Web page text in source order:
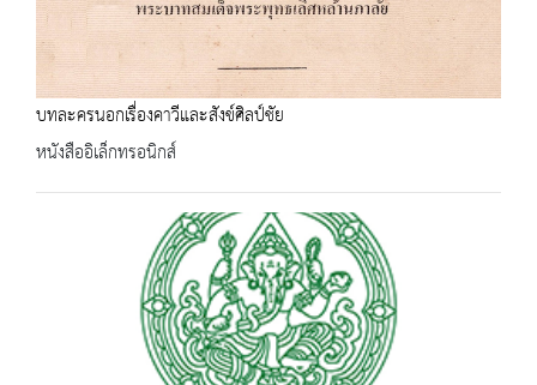
บทละครนอกเรื่องคาวีและสังข์ศิลป์ชัย
หนังสืออิเล็กทรอนิกส์